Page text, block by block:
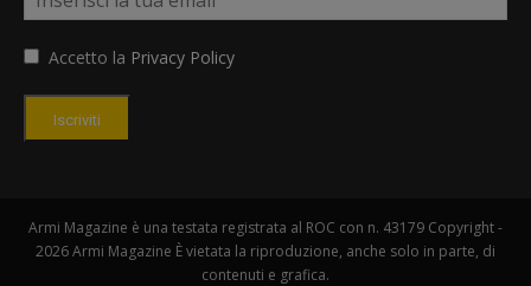
Accetto la Privacy Policy
Iscriviti
Armi Magazine è una testata registrata al ROC con n. 43179 Copyright -
2026 Armi Magazine È vietata la riproduzione, anche solo in parte, di
contenuti e grafica.